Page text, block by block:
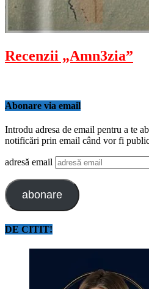
Recenzii „Amn3zia”
Abonare via email
Introdu adresa de email pentru a te
notificări prin email când vor fi
adresă email
abonare
DE CITIT!